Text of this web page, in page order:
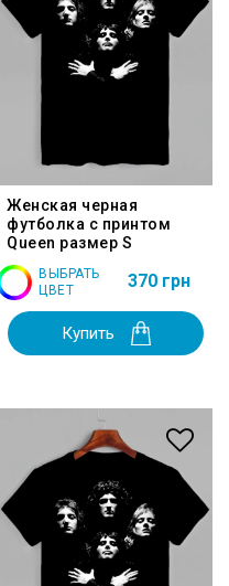
Женская черная
футболка с принтом
Queen размер S
ВЫБРАТЬ
ЦВЕТ
370 грн
Купить